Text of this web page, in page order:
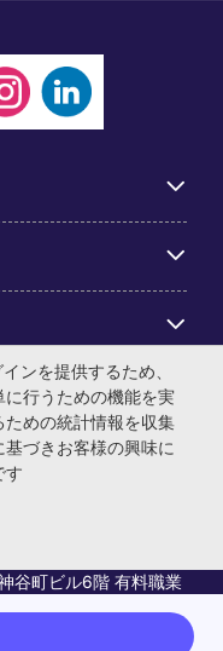
ル・ジャパン株式会
谷町ビル6階 有料職業
労働者派遣事業許可番
ンを提供するため、
行うための機能を実
めの統計情報を収集
づきお客様の興味に
す